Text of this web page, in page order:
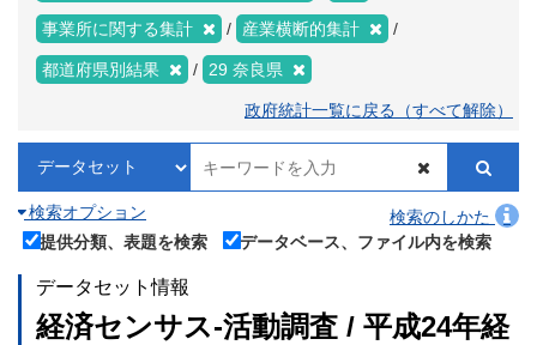
事業所に関する集計 産業横断的集計
都道府県別結果 29 奈良県
政府統計一覧に戻る（すべて解除）
検索オプション
検索のしかた
提供分類、表題を検索
データベース、ファイル内を検索
データセット情報
経済センサス‐活動調査 / 平成24年経